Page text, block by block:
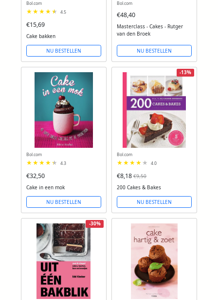
Bol.com
4.5
€15,69
Cake bakken
NU BESTELLEN
Bol.com
€48,40
Masterclass - Cakes - Rutger
van den Broek
NU BESTELLEN
Bol.com
4.3
€32,50
Cake in een mok
NU BESTELLEN
-13%
Bol.com
4.0
€8,18 €9,50
200 Cakes & Bakes
NU BESTELLEN
-30%